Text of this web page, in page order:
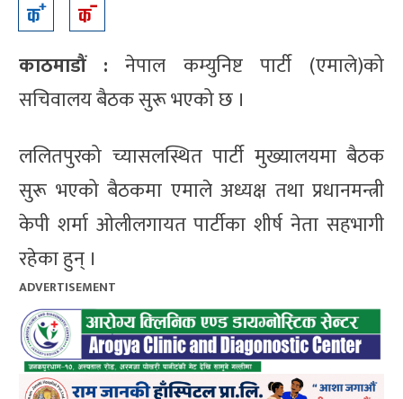
काठमाडौं : नेपाल कम्युनिष्ट पार्टी (एमाले)को
सचिवालय बैठक सुरू भएको छ ।
ललितपुरको च्यासलस्थित पार्टी मुख्यालयमा बैठक
सुरू भएको बैठकमा एमाले अध्यक्ष तथा प्रधानमन्त्री
केपी शर्मा ओलीलगायत पार्टीका शीर्ष नेता सहभागी
रहेका हुन् ।
ADVERTISEMENT